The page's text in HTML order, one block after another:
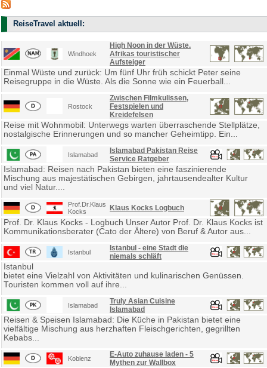
ReiseTravel aktuell:
Windhoek
High Noon in der Wüste.
Afrikas touristischer
Aufsteiger
Einmal Wüste und zurück: Um fünf Uhr früh schickt Peter seine
Reisegruppe in die Wüste. Als die Sonne wie ein Feuerball...
Rostock
Zwischen Filmkulissen,
Festspielen und
Kreidefelsen
Reise mit Wohnmobil: Unterwegs warten überraschende Stellplätze,
nostalgische Erinnerungen und so mancher Geheimtipp. Ein...
Islamabad
Islamabad Pakistan Reise
Service Ratgeber
Islamabad: Reisen nach Pakistan bieten eine faszinierende
Mischung aus majestätischen Gebirgen, jahrtausendealter Kultur
und viel Natur....
Prof.Dr.Klaus
Kocks
Klaus Kocks Logbuch
Prof. Dr. Klaus Kocks - Logbuch Unser Autor Prof. Dr. Klaus Kocks ist
Kommunikationsberater (Cato der Ältere) von Beruf & Autor aus...
Istanbul
Istanbul - eine Stadt die
niemals schläft
Istanbul
bietet eine Vielzahl von Aktivitäten und kulinarischen Genüssen.
Touristen kommen voll auf ihre...
Islamabad
Truly Asian Cuisine
Islamabad
Reisen & Speisen Islamabad: Die Küche in Pakistan bietet eine
vielfältige Mischung aus herzhaften Fleischgerichten, gegrillten
Kebabs...
Koblenz
E-Auto zuhause laden - 5
Mythen zur Wallbox